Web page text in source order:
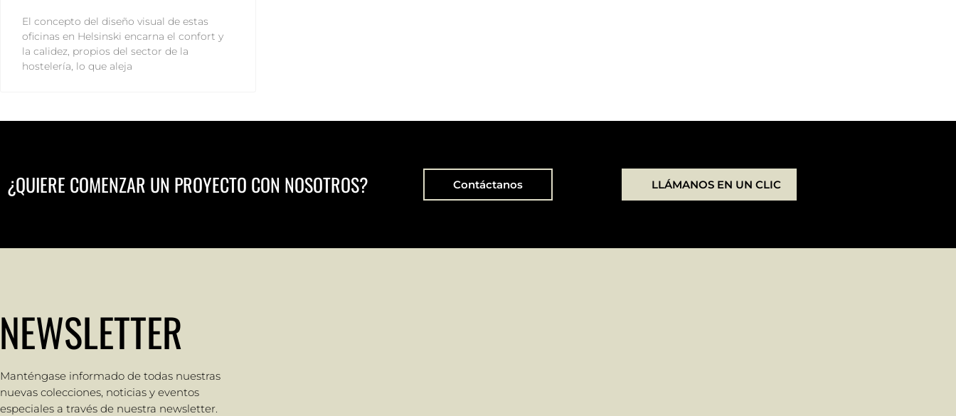
El concepto del diseño visual de estas
oficinas en Helsinski encarna el confort y
la calidez, propios del sector de la
hostelería, lo que aleja
¿QUIERE COMENZAR UN PROYECTO CON NOSOTROS? Contáctanos LLÁMANOS EN UN CLIC
NEWSLETTER
Manténgase informado de todas nuestras
nuevas colecciones, noticias y eventos
especiales a través de nuestra newsletter.